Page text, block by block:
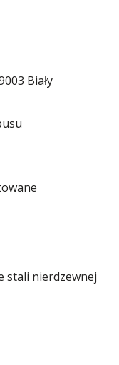
Biały
stali nierdzewnej